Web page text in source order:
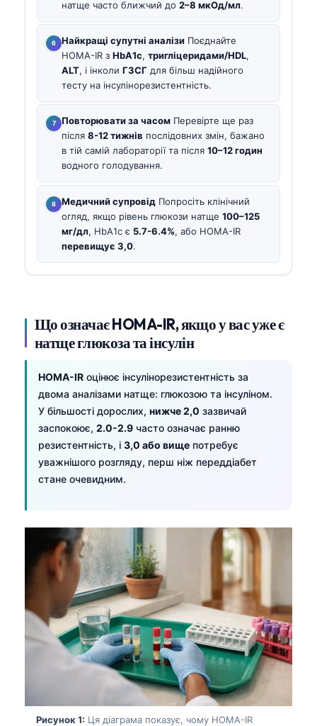
натще часто ближчий до 2–8 мкОд/мл.
Найкращі супутні аналізи Поєднайте
HOMA-IR з HbA1c, тригліцеридами/HDL,
ALT, і інколи ГЗСГ для більш надійного
тесту на інсулінорезистентність.
Повторювати за часом Перевірте ще раз
після 8-12 тижнів послідовних змін, бажано
в тій самій лабораторії та після 10–12 годин
водного голодування.
Медичний супровід Попросіть клінічний
огляд, якщо рівень глюкози натще 100–125
мг/дл, HbA1c є 5.7-6.4%, або HOMA-IR
перевищує 3,0.
Що означає HOMA-IR, якщо у вас уже є
натще глюкоза та інсулін
HOMA-IR оцінює інсулінорезистентність за
двома аналізами натще: глюкозою та інсуліном.
У більшості дорослих, нижче 2,0 зазвичай
заспокоює, 2.0-2.9 часто означає ранню
резистентність, і 3,0 або вище потребує
уважнішого розгляду, перш ніж переддіабет
стане очевидним.
Рисунок 1: Ця діаграма показує, чому HOMA-IR